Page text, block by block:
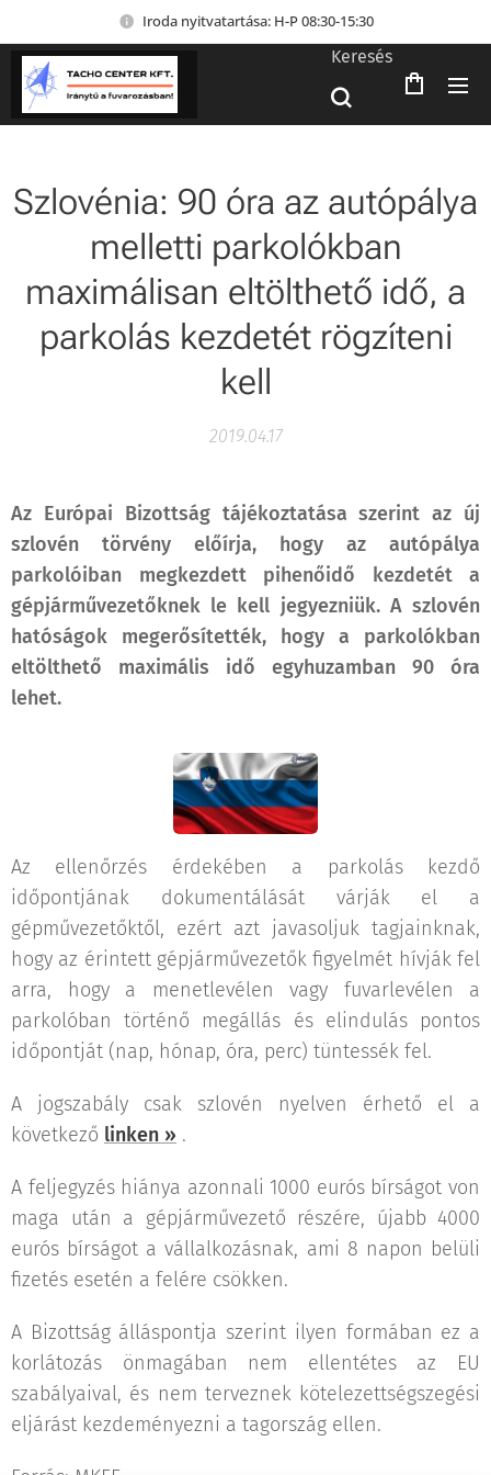
Iroda nyitvatartása: H-P 08:30-15:30
Keresés
Szlovénia: 90 óra az autópálya
melletti parkolókban
maximálisan eltölthető idő, a
parkolás kezdetét rögzíteni
kell
2019.04.17
Az Európai Bizottság tájékoztatása szerint az új
szlovén törvény előírja, hogy az autópálya
parkolóiban megkezdett pihenőidő kezdetét a
gépjárművezetőknek le kell jegyezniük. A szlovén
hatóságok megerősítették, hogy a parkolókban
eltölthető maximális idő egyhuzamban 90 óra
lehet.
Az ellenőrzés érdekében a parkolás kezdő
időpontjának dokumentálását várják el a
gépművezetőktől, ezért azt javasoljuk tagjainknak,
hogy az érintett gépjárművezetők figyelmét hívják fel
arra, hogy a menetlevélen vagy fuvarlevélen a
parkolóban történő megállás és elindulás pontos
időpontját (nap, hónap, óra, perc) tüntessék fel.
A jogszabály csak szlovén nyelven érhető el a
következő linken » .
A feljegyzés hiánya azonnali 1000 eurós bírságot von
maga után a gépjárművezető részére, újabb 4000
eurós bírságot a vállalkozásnak, ami 8 napon belüli
fizetés esetén a felére csökken.
A Bizottság álláspontja szerint ilyen formában ez a
korlátozás önmagában nem ellentétes az EU
szabályaival, és nem terveznek kötelezettségszegési
eljárást kezdeményezni a tagország ellen.